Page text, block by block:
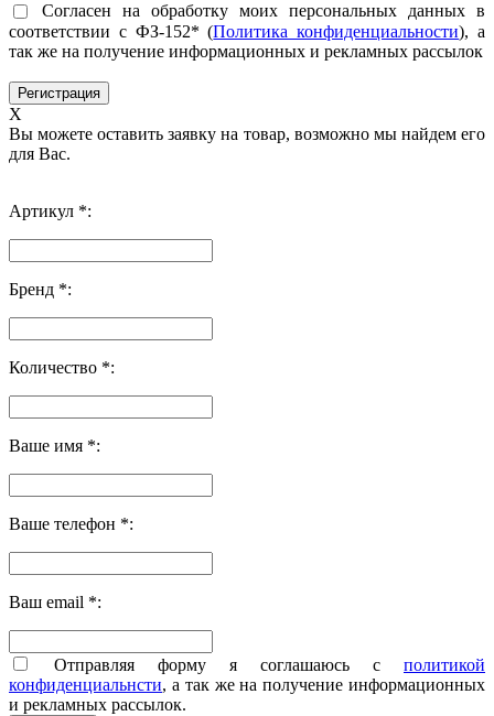
Согласен на обработку моих персональных данных в
соответствии с ФЗ-152* (Политика конфиденциальности), а
так же на получение информационных и рекламных рассылок
X
Вы можете оставить заявку на товар, возможно мы найдем его
для Вас.
Артикул *:
Бренд *:
Количество *:
Ваше имя *:
Ваше телефон *:
Ваш email *:
Отправляя форму я соглашаюсь с политикой
конфиденциальнсти, а так же на получение информационных
и рекламных рассылок.